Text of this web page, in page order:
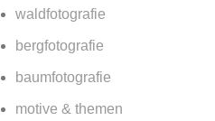
waldfotografie
bergfotografie
baumfotografie
motive & themen